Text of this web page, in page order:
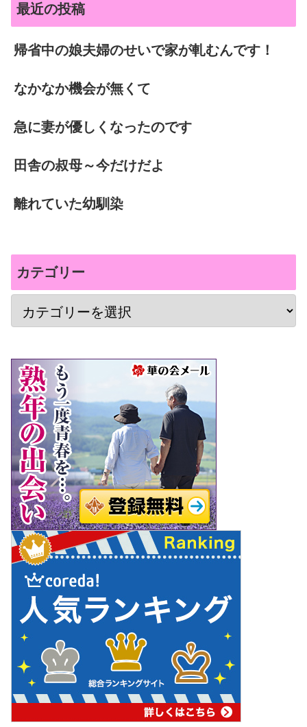
最近の投稿
帰省中の娘夫婦のせいで家が軋むんです！
なかなか機会が無くて
急に妻が優しくなったのです
田舎の叔母～今だけだよ
離れていた幼馴染
カテゴリー